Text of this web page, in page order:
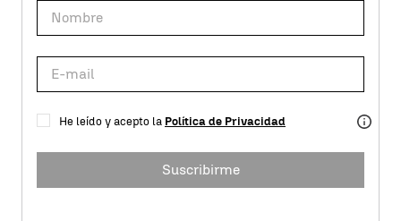
He leído y acepto la Política de Privacidad
Suscribirme